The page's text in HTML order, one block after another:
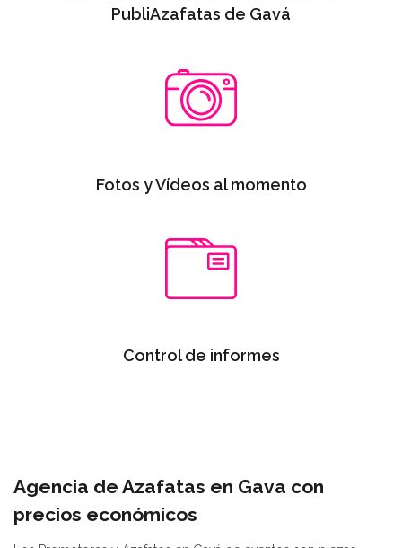
PubliAzafatas de Gavá
Fotos y Vídeos al momento
Control de informes
Agencia de Azafatas en Gava con
precios económicos